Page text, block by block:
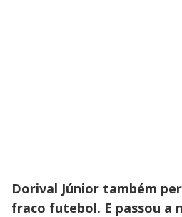
Dorival Júnior também
fraco futebol. E passou a